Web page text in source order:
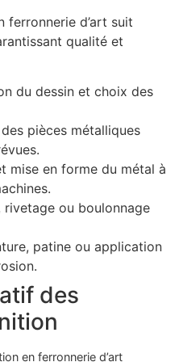
ferronnerie d’art suit
qualité et
du dessin et choix des
pièces métalliques
mise en forme du métal à
rivetage ou boulonnage
patine ou application
des
en ferronnerie d’art